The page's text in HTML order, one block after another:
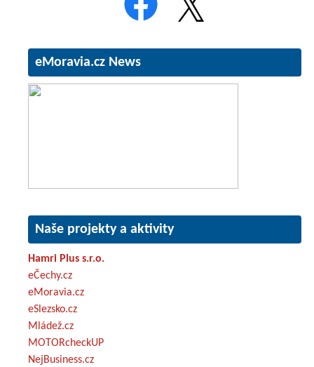
eMoravia.cz News
Naše projekty a aktivity
Hamri Plus s.r.o.
eČechy.cz
eMoravia.cz
eSlezsko.cz
Mládež.cz
MOTORcheckUP
NejBusiness.cz